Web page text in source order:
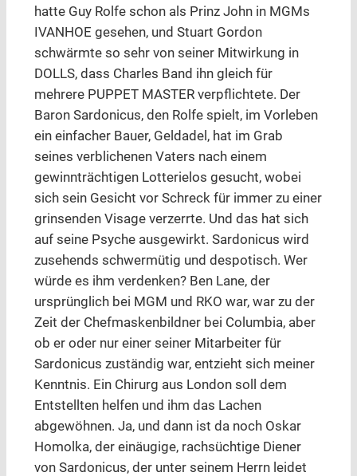
hatte Guy Rolfe schon als Prinz John in MGMs
IVANHOE gesehen, und Stuart Gordon
schwärmte so sehr von seiner Mitwirkung in
DOLLS, dass Charles Band ihn gleich für
mehrere PUPPET MASTER verpflichtete. Der
Baron Sardonicus, den Rolfe spielt, im Vorleben
ein einfacher Bauer, Geldadel, hat im Grab
seines verblichenen Vaters nach einem
gewinnträchtigen Lotterielos gesucht, wobei
sich sein Gesicht vor Schreck für immer zu einer
grinsenden Visage verzerrte. Und das hat sich
auf seine Psyche ausgewirkt. Sardonicus wird
zusehends schwermütig und despotisch. Wer
würde es ihm verdenken? Ben Lane, der
ursprünglich bei MGM und RKO war, war zu der
Zeit der Chefmaskenbildner bei Columbia, aber
ob er oder nur einer seiner Mitarbeiter für
Sardonicus zuständig war, entzieht sich meiner
Kenntnis. Ein Chirurg aus London soll dem
Entstellten helfen und ihm das Lachen
abgewöhnen. Ja, und dann ist da noch Oskar
Homolka, der einäugige, rachsüchtige Diener
von Sardonicus, der unter seinem Herrn leidet